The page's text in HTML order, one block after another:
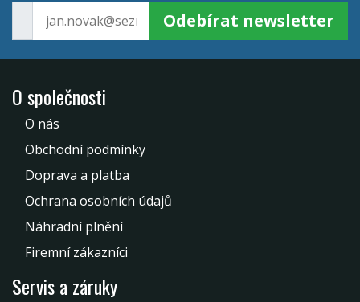
Odebírat newsletter
O společnosti
O nás
Obchodní podmínky
Doprava a platba
Ochrana osobních údajů
Náhradní plnění
Firemní zákazníci
Servis a záruky